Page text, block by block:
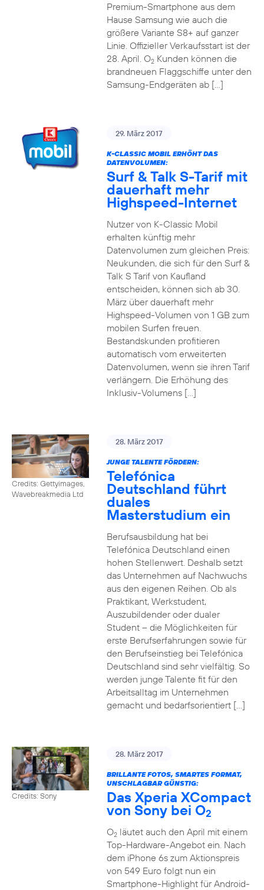
Premium-Smartphone aus dem
Hause Samsung wie auch die
größere Variante S8+ auf ganzer
Linie. Offizieller Verkaufsstart ist der
28. April. O2Kunden können die
brandneuen Flaggschiffe unter den
Samsung-Endgeräten ab […]
29. März 2017
K-CLASSIC MOBIL ERHÖHT DAS
DATENVOLUMEN:
Surf & Talk S-Tarif mit
dauerhaft mehr
Highspeed-Internet
Nutzer von K-Classic Mobil
erhalten künftig mehr
Datenvolumen zum gleichen Preis:
Neukunden, die sich für den Surf &
Talk S Tarif von Kaufland
entscheiden, können sich ab 30.
März über dauerhaft mehr
Highspeed-Volumen von 1 GB zum
mobilen Surfen freuen.
Bestandskunden profitieren
automatisch vom erweiterten
Datenvolumen, wenn sie ihren Tarif
verlängern. Die Erhöhung des
Inklusiv-Volumens […]
Credits: Gettyimages,
Wavebreakmedia Ltd
28. März 2017
JUNGE TALENTE FÖRDERN:
Telefónica
Deutschland führt
duales
Masterstudium ein
Berufsausbildung hat bei
Telefónica Deutschland einen
hohen Stellenwert. Deshalb setzt
das Unternehmen auf Nachwuchs
aus den eigenen Reihen. Ob als
Praktikant, Werkstudent,
Auszubildender oder dualer
Student – die Möglichkeiten für
erste Berufserfahrungen sowie für
den Berufseinstieg bei Telefónica
Deutschland sind sehr vielfältig. So
werden junge Talente fit für den
Arbeitsalltag im Unternehmen
gemacht und bedarfsorientiert […]
Credits: Sony
28. März 2017
BRILLANTE FOTOS, SMARTES FORMAT,
UNSCHLAGBAR GÜNSTIG:
Das Xperia XCompact
von Sony bei O2
O2läutet auch den April mit einem
Top-Hardware-Angebot ein. Nach
dem iPhone 6s zum Aktionspreis
von 549 Euro folgt nun ein
Smartphone-Highlight für Android-